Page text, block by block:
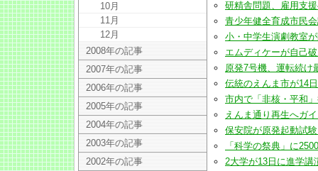
研精舎問題、雇用支
青少年健全育成市民
小・中学生演劇教室
エムディケーが自己
原発7号機、運転続け
伝統のえんま市が14
市内で「非核・平和
えんま通り再生へガ
保安院が原発起動試
「科学の祭典」に
2大学が13日に進学講
10月
11月
12月
2008年の記事
2007年の記事
2006年の記事
2005年の記事
2004年の記事
2003年の記事
2002年の記事